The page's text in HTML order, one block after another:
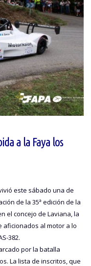
a la Faya los
este sábado una de
de la 35ª edición de la
el concejo de Laviana, la
aficionados al motor a lo
382.
por la batalla
La lista de inscritos, que